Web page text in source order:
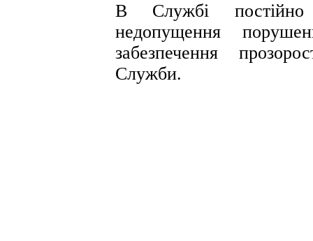
В Службі постійно
недопущення
забезпечення
Служби.